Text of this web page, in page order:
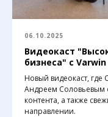
06.10.2025
Видеокаст
бизнеса" с Varwin
Новый видеокаст, где
Андреем Соловьевым
контента, а также
направлении.